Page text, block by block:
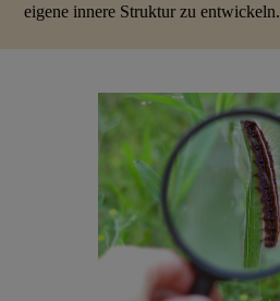
eigene innere Struktur zu entwickeln.